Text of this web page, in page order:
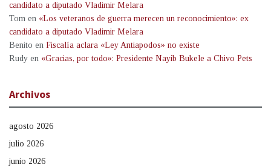
candidato a diputado Vladimir Melara
Tom en «Los veteranos de guerra merecen un reconocimiento»: ex
candidato a diputado Vladimir Melara
Benito en Fiscalía aclara «Ley Antiapodos» no existe
Rudy en «Gracias, por todo»: Presidente Nayib Bukele a Chivo Pets
Archivos
agosto 2026
julio 2026
junio 2026